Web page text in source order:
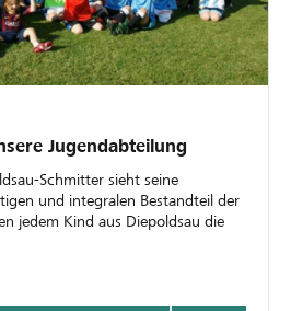
Jugendabteilung
und integralen Bestandteil der